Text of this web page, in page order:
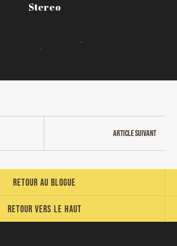
Stereo
Article suivant
Retour vers le haut
Retour au blogue